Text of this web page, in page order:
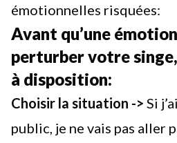
émotionnelles risquées:
Avant qu’une
perturber votre
à disposition:
Choisir la situation -> Si
public, je ne vais pas aller